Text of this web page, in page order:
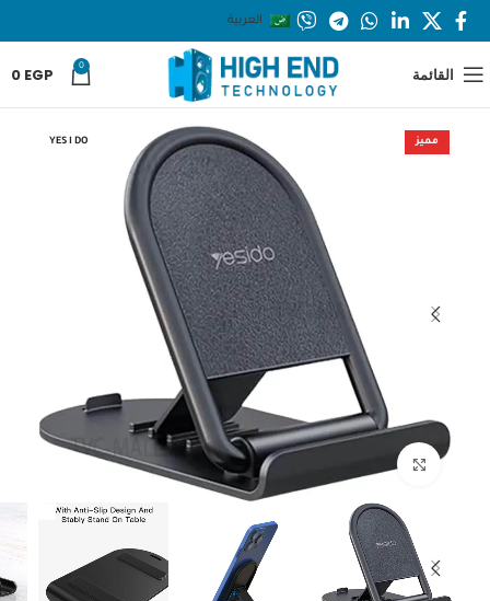
العربية
القائمة 0
0 EGP
مميز YES I DO